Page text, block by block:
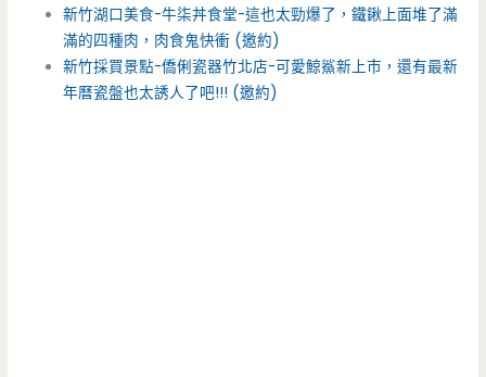
新竹湖口美食-牛柒丼食堂-這也太勁爆了，鐵鍬上面堆了滿
滿的四種肉，肉食鬼快衝 (邀約)
新竹採買景點-僑俐瓷器竹北店-可愛鯨鯊新上市，還有最新
年曆瓷盤也太誘人了吧!!! (邀約)